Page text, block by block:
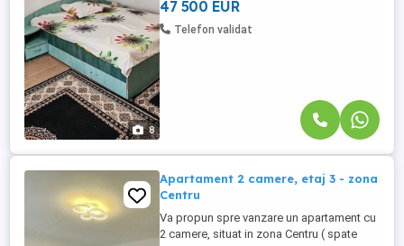
8
47 500 EUR
Telefon validat
Apartament 2 camere, etaj 3 - zona
Centru
Va propun spre vanzare un apartament cu
2 camere, situat in zona Centru ( spate